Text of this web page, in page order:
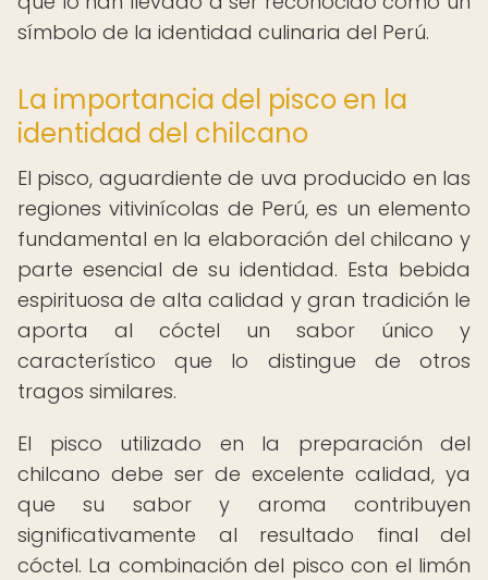
símbolo de la identidad culinaria del Perú.
La importancia del pisco en la
identidad del chilcano
El pisco, aguardiente de uva producido en las
regiones vitivinícolas de Perú, es un elemento
fundamental en la elaboración del chilcano y
parte esencial de su identidad. Esta bebida
espirituosa de alta calidad y gran tradición le
aporta al cóctel un sabor único y
característico que lo distingue de otros
tragos similares.
El pisco utilizado en la preparación del
chilcano debe ser de excelente calidad, ya
que su sabor y aroma contribuyen
significativamente al resultado final del
cóctel. La combinación del pisco con el limón